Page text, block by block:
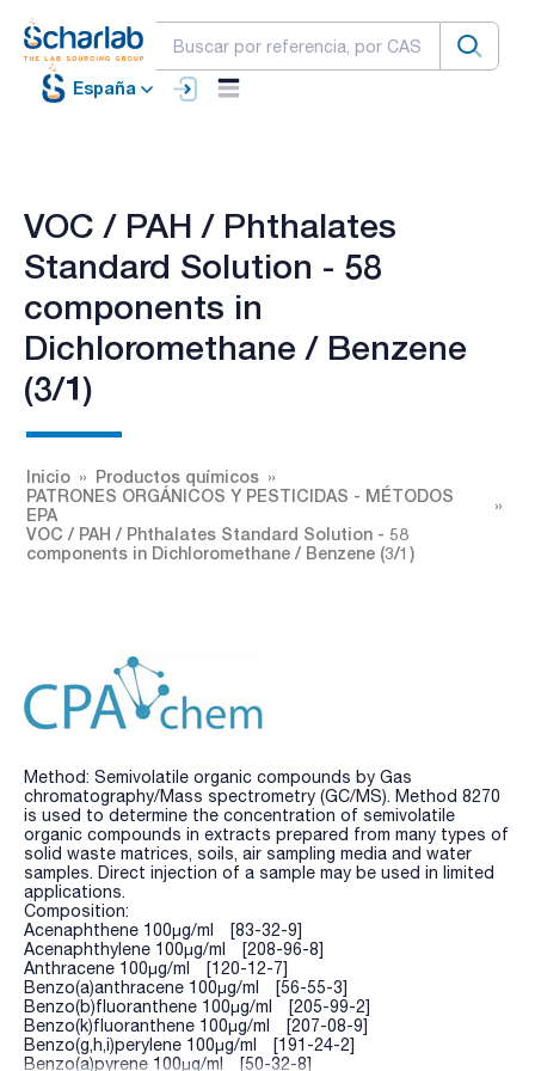
España
VOC / PAH / Phthalates
Standard Solution - 58
components in
Dichloromethane / Benzene
(3/1)
Inicio
Productos químicos
PATRONES ORGÁNICOS Y PESTICIDAS - MÉTODOS
EPA
VOC / PAH / Phthalates Standard Solution - 58
components in Dichloromethane / Benzene (3/1)
Method: Semivolatile organic compounds by Gas
chromatography/Mass spectrometry (GC/MS). Method 8270
is used to determine the concentration of semivolatile
organic compounds in extracts prepared from many types of
solid waste matrices, soils, air sampling media and water
samples. Direct injection of a sample may be used in limited
applications.
Composition:
Acenaphthene 100µg/ml [83-32-9]
Acenaphthylene 100µg/ml [208-96-8]
Anthracene 100µg/ml [120-12-7]
Benzo(a)anthracene 100µg/ml [56-55-3]
Benzo(b)fluoranthene 100µg/ml [205-99-2]
Benzo(k)fluoranthene 100µg/ml [207-08-9]
Benzo(g,h,i)perylene 100µg/ml [191-24-2]
Benzo(a)pyrene 100µg/ml [50-32-8]